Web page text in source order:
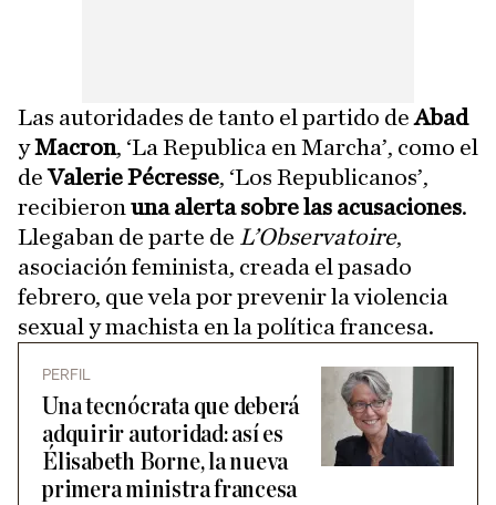
Las autoridades de tanto el partido deAbad
yMacron, ‘La Republica en Marcha’, como el
deValerie Pécresse, ‘Los Republicanos’,
recibieron una alerta sobre las acusaciones.
Llegaban de parte de L’Observatoire,
asociación feminista, creada el pasado
febrero, que vela por prevenir la violencia
sexual y machista en la política francesa.
PERFIL
Una tecnócrata que deberá
adquirir autoridad: así es
Élisabeth Borne, la nueva
primera ministra francesa